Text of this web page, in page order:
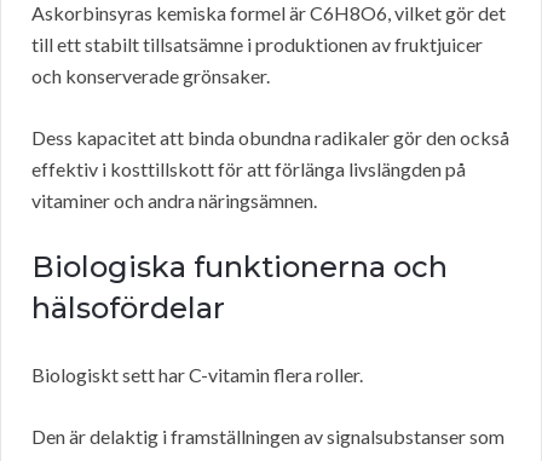
Askorbinsyras kemiska formel är C6H8O6, vilket gör det
till ett stabilt tillsatsämne i produktionen av fruktjuicer
och konserverade grönsaker.
Dess kapacitet att binda obundna radikaler gör den också
effektiv i kosttillskott för att förlänga livslängden på
vitaminer och andra näringsämnen.
Biologiska funktionerna och
hälsofördelar
Biologiskt sett har C-vitamin flera roller.
Den är delaktig i framställningen av signalsubstanser som